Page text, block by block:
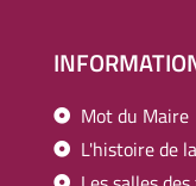
Mot du Maire
L'histoire de